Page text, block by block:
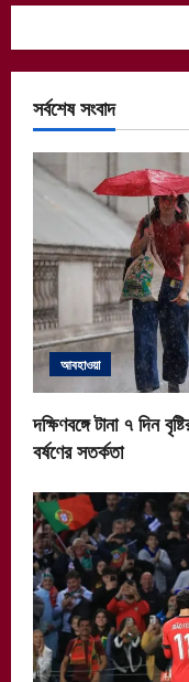
সর্বশেষ সংবাদ
আবহাওয়া
দক্ষিণবঙ্গে টানা ৭ দিন
বর্ষণের সতর্কতা